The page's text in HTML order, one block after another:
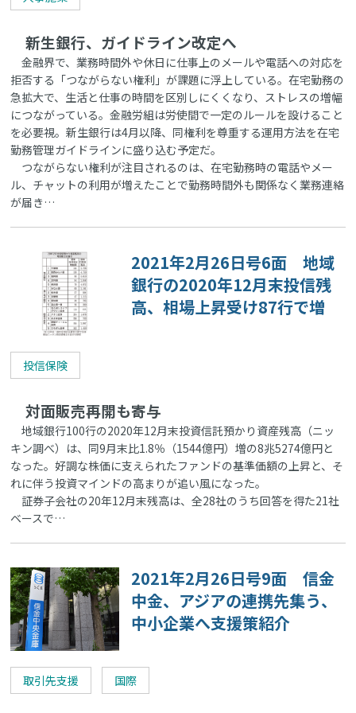
新生銀行、ガイドライン改定へ
金融界で、業務時間外や休日に仕事上のメールや電話への対応を
拒否する「つながらない権利」が課題に浮上している。在宅勤務の
急拡大で、生活と仕事の時間を区別しにくくなり、ストレスの増幅
につながっている。金融労組は労使間で一定のルールを設けること
を必要視。新生銀行は4月以降、同権利を尊重する運用方法を在宅
勤務管理ガイドラインに盛り込む予定だ。
つながらない権利が注目されるのは、在宅勤務時の電話やメー
ル、チャットの利用が増えたことで勤務時間外も関係なく業務連絡
が届き…
2021年2月26日号6面 地域
銀行の2020年12月末投信残
高、相場上昇受け87行で増
投信保険
対面販売再開も寄与
地域銀行100行の2020年12月末投資信託預かり資産残高（ニッ
キン調べ）は、同9月末比1.8％（1544億円）増の8兆5274億円と
なった。好調な株価に支えられたファンドの基準価額の上昇と、そ
れに伴う投資マインドの高まりが追い風になった。
証券子会社の20年12月末残高は、全28社のうち回答を得た21社
ベースで…
2021年2月26日号9面 信金
中金、アジアの連携先集う、
中小企業へ支援策紹介
取引先支援 国際